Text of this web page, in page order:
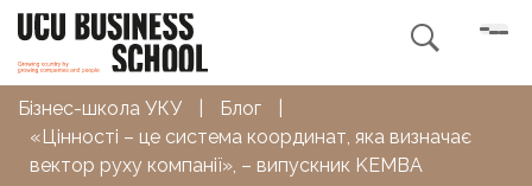

Бізнес-школа УКУ Блог
«Цінності – це система координат, яка визначає
вектор руху компанії», – випускник KEMBA